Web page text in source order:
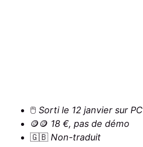
🖱️ Sorti le 12 janvier sur PC
🪙🪙 18 €, pas de démo
🇬🇧 Non-traduit